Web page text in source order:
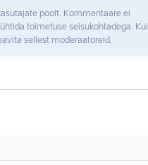
poolt. Kommentaare ei
toimetuse seisukohtadega. Kui
sellest moderaatoreid.